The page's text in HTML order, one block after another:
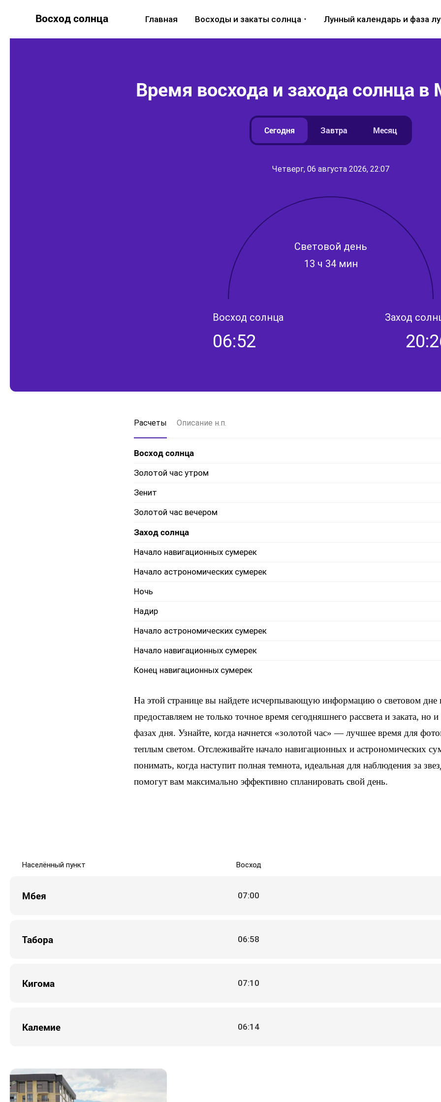
Восход солнца Главная Восходы и закаты солнца Лунный календарь и фаза
Время восхода и захода солнца
Сегодня Завтра Месяц
Четверг, 06 августа 2026, 22:07
Световой день
13 ч 34 мин
Восход солнца
06:52
Заход
Расчеты Описание н.п.
Восход солнца
Золотой час утром
Зенит
Золотой час вечером
Заход солнца
Начало навигационных сумерек
Начало астрономических сумерек
Ночь
Надир
Начало астрономических сумерек
Начало навигационных сумерек
Конец навигационных сумерек
На этой странице вы найдете исчерпывающую информацию о световом
предоставляем не только точное время сегодняшнего рассвета и заката, но
фазах дня. Узнайте, когда начнется «золотой час» — лучшее время для
теплым светом. Отслеживайте начало навигационных и астрономических
понимать, когда наступит полная темнота, идеальная для наблюдения за
помогут вам максимально эффективно спланировать свой день.
Населённый пункт Восход
Мбея 07:00
Табора 06:58
Кигома 07:10
Калемие 06:14